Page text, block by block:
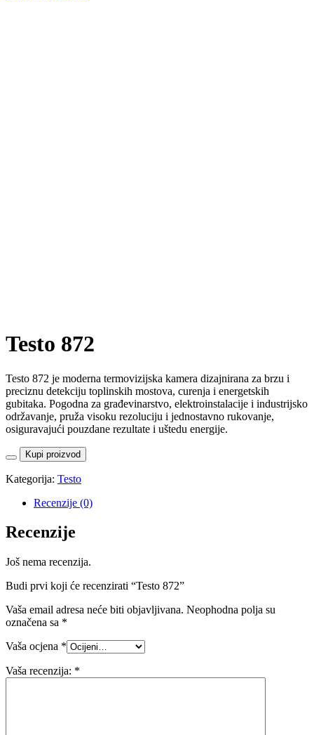
Testo 872
Testo 872 je moderna termovizijska kamera dizajnirana za brzu i
preciznu detekciju toplinskih mostova, curenja i energetskih
gubitaka. Pogodna za građevinarstvo, elektroinstalacije i industrijsko
održavanje, pruža visoku rezoluciju i jednostavno rukovanje,
osiguravajući pouzdane rezultate i uštedu energije.
Kupi proizvod
Kategorija: Testo
Recenzije (0)
Recenzije
Još nema recenzija.
Budi prvi koji će recenzirati “Testo 872”
Vaša email adresa neće biti objavljivana. Neophodna polja su
označena sa *
Vaša ocjena *
Vaša recenzija: *